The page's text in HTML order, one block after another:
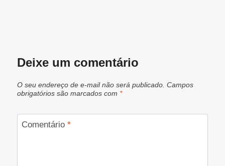
Deixe um comentário
O seu endereço de e-mail não será publicado. Campos
obrigatórios são marcados com *
Comentário *